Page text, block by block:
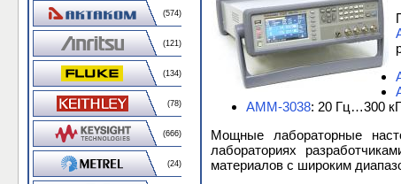
(574)
(121)
(134)
(78)
(666)
(24)
АММ-3038: 20 Гц…300
Мощные лабораторные
лабораториях
материалов с широким